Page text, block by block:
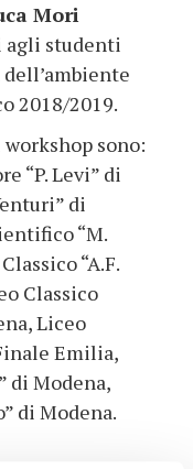
Mori
agli studenti
2018/2019.
sono:
“P. Levi” di
di
“M.
“A.F.
Classico
Liceo
Emilia,
di Modena,
di Modena.